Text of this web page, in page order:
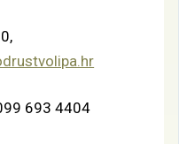
693 4404